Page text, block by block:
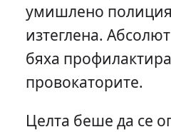
умишлено
изтеглена.
бяха
провокаторите.
Целта беше да се